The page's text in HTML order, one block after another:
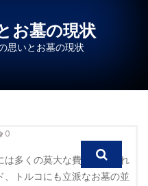
お墓の現状
思いとお墓の現状
0
は多くの莫大な費用が使われ
、トルコにも立派なお墓の並